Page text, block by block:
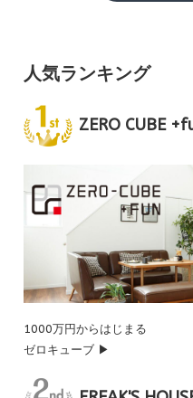
人気ランキング
ZERO CUBE
1000万円からはじまる
ゼロキューブ ▶